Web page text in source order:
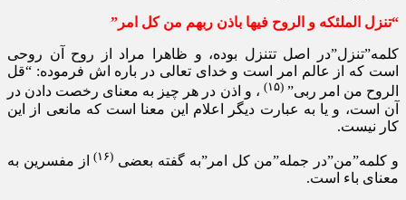
“تنزل الملئکه و الروح فیها باذن ربهم من کل امر”
کلمه”تنزل”در اصل تتنزل بوده، و ظاهرا مراد از روح آن روحی
است که از عالم امر است و خدای تعالی در باره اش فرموده: “قل
الروح من امر ربی”(۱۵)
، و اذن در هر چیز به معنای رخصت دادن در
آن است، و یا به عبارت دیگر اعلام این معنا است که مانعی از این
کار نیست.
و کلمه”من”در جمله”من کل امر”به گفته بعضی (۱۶)
از مفسرین به
معنای باء است.